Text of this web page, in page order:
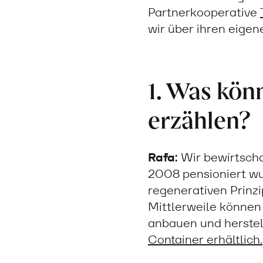
Partnerkooperative
wir über ihren
1. Was
erzählen?
Rafa: Wir
2008 pensioniert
regenerativen
Mittlerweile können
anbauen und
Container erhältlich.